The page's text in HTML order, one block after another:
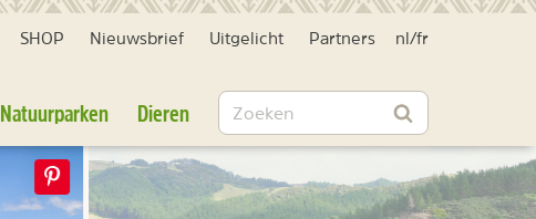
SHOP Nieuwsbrief Uitgelicht Partners nl /fr
Natuurparken Dieren Zoeken
Zoeken